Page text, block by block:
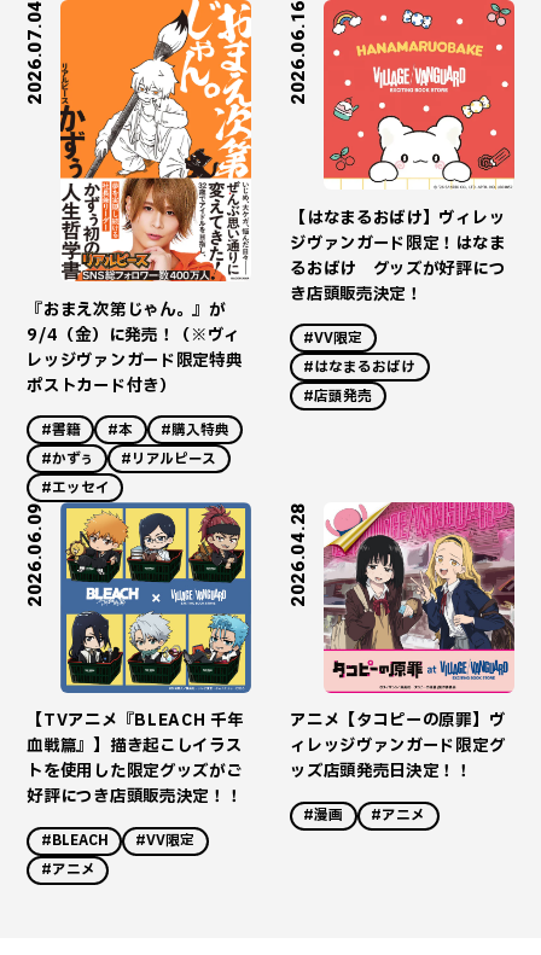
2026.07.04
『おまえ次第じゃん。』が
9/4（金）に発売！（※ヴィ
レッジヴァンガード限定特典
ポストカード付き）
#書籍 #本
#購入特典
#かずぅ
#リアルピース
#エッセイ
2026.06.16
【はなまるおばけ】ヴィレッ
ジヴァンガード限定！はなま
るおばけ グッズが好評につ
き店頭販売決定！
#VV限定
#はなまるおばけ
#店頭発売
2026.06.09
【TVアニメ『BLEACH 千年
血戦篇』】描き起こしイラス
トを使用した限定グッズがご
好評につき店頭販売決定！！
#BLEACH
#VV限定
#アニメ
2026.04.28
アニメ【タコピーの原罪】ヴ
ィレッジヴァンガード限定グ
ッズ店頭発売日決定！！
#漫画 #アニメ